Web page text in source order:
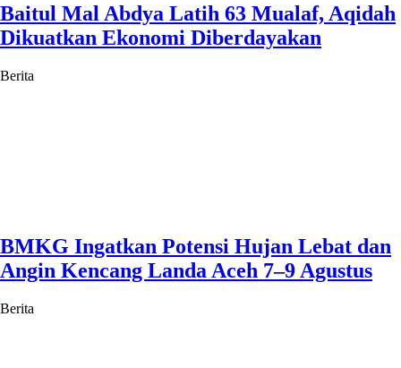
Baitul Mal Abdya Latih 63 Mualaf, Aqidah
Dikuatkan Ekonomi Diberdayakan
Berita
BMKG Ingatkan Potensi Hujan Lebat dan
Angin Kencang Landa Aceh 7–9 Agustus
Berita